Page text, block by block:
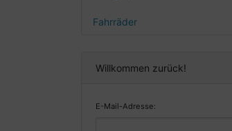
Fahrräder
Willkommen zurück!
E-Mail-Adresse: